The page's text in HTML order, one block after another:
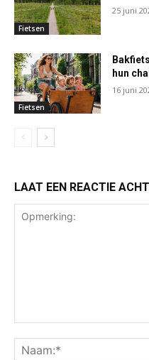
Fietsen
25 juni
Fietsen
hun
16 juni
LAAT EEN REACTIE